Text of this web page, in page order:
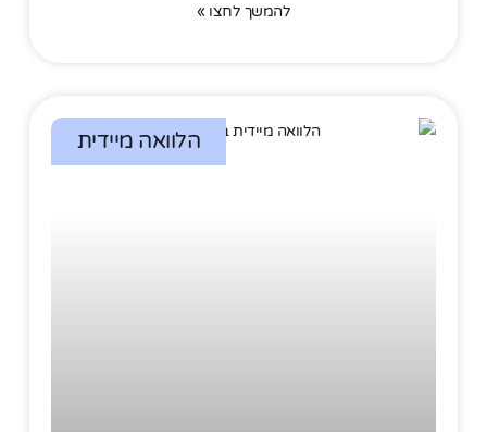
להמשך לחצו »
הלוואה מיידית